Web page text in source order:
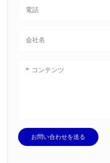
電話
会社名
コンテンツ
お問い合わせを送る